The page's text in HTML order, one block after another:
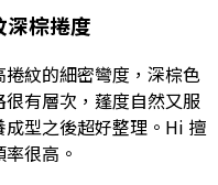
深棕捲度
紋的細密彎度，深棕色
有層次，蓬度自然又服
型之後超好整理。Hi 擅
很高。